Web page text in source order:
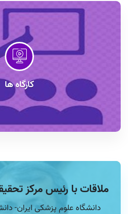
کارگاه ها
ملاقات با رئیس مرکز
دانشگاه علوم پزشکی ایران-